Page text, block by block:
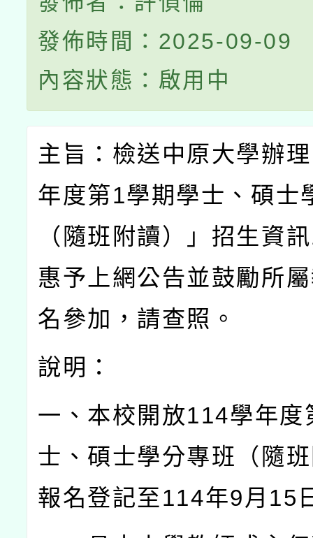
發佈時間：2025-09-09
內容狀態：啟用中
主旨：檢送中原大學辦
年度第1學期學士、碩士
（隨班附讀）」招生資訊
惠予上網公告並鼓勵所
名參加，請查照。
說明：
一、本校開放114學年度
士、碩士學分專班（隨
報名登記至114年9月 15